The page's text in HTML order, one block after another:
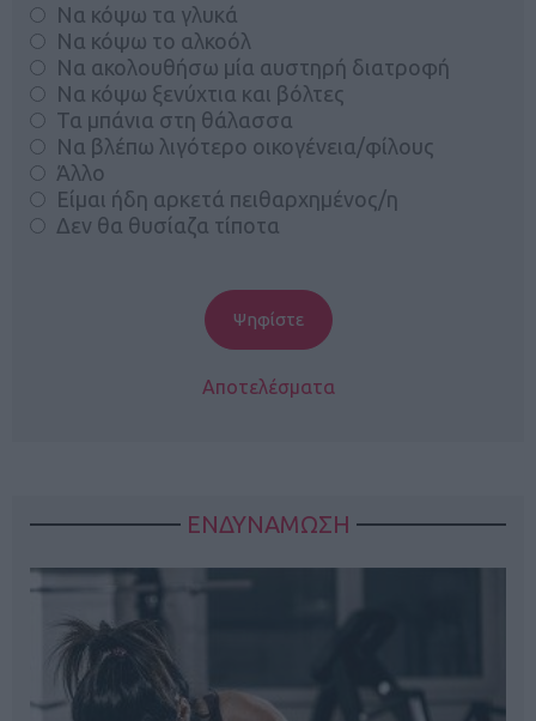
Να κόψω τα γλυκά
Να κόψω το αλκοόλ
Να ακολουθήσω μία αυστηρή διατροφή
Να κόψω ξενύχτια και βόλτες
Τα μπάνια στη θάλασσα
Να βλέπω λιγότερο οικογένεια/φίλους
Άλλο
Είμαι ήδη αρκετά πειθαρχημένος/η
Δεν θα θυσίαζα τίποτα
Αποτελέσματα
ΕΝΔΥΝΑΜΩΣΗ